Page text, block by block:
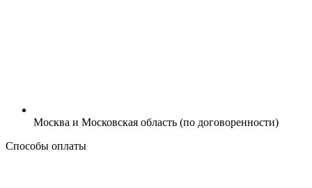
Москва и Московская область (по договоренности)
Способы оплаты